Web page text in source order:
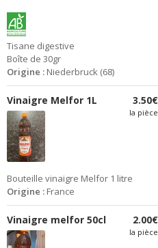
Tisane digestive
Boîte de 30gr
Origine : Niederbruck (68)
Vinaigre Melfor 1L 3.50€
la pièce
Bouteille vinaigre Melfor 1 litre
Origine : France
Vinaigre melfor 50cl 2.00€
la pièce